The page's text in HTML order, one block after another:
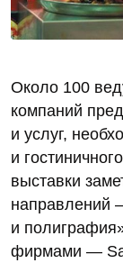
Около 100
компаний
и услуг,
и
выставки
направлений
и
фирмами —